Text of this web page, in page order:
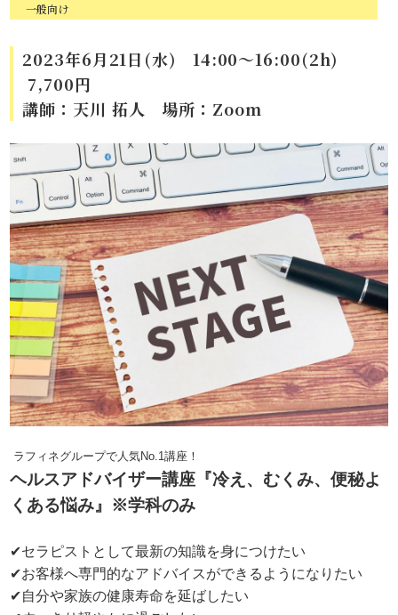
一般向け
2023年6月21日(水) 14:00～16:00(2h)
7,700円
講師：天川 拓人 場所：Zoom
ラフィネグループで人気No.1講座！
ヘルスアドバイザー講座『冷え、むくみ、便秘よ
くある悩み』※学科のみ
✔セラピストとして最新の知識を身につけたい
✔お客様へ専門的なアドバイスができるようになりたい
✔自分や家族の健康寿命を延ばしたい